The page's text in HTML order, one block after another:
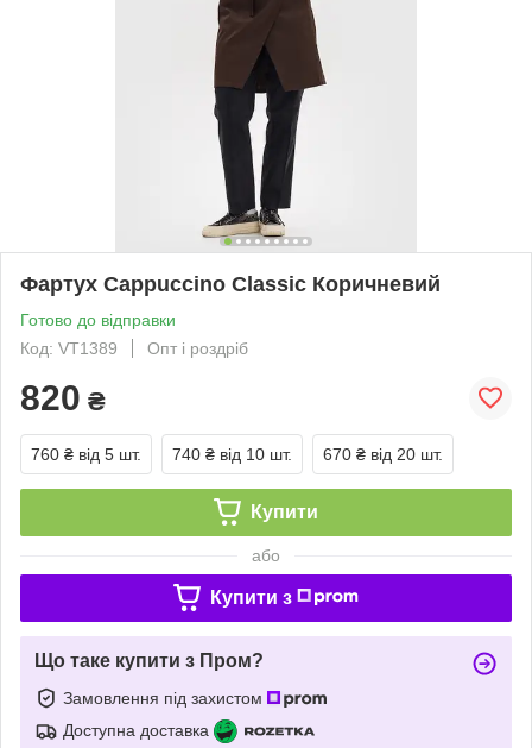
Фартух Cappuccino Classic Коричневий
Готово до відправки
Код: VT1389
Опт і роздріб
820 ₴
760 ₴ від 5 шт. 740 ₴ від 10 шт. 670 ₴ від 20 шт.
Купити
або
Купити з
Що таке купити з Пром?
Замовлення під захистом
Доступна доставка